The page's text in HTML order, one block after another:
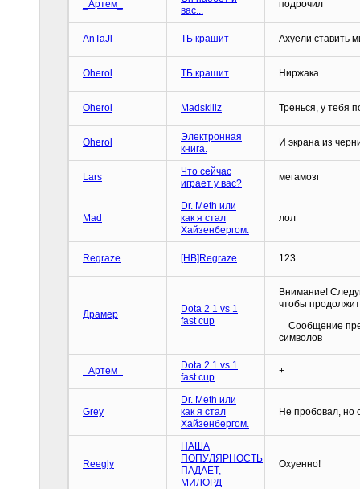
_Артем_
вас...
подрочил
AnTaJl ТБ крашит Ахуели ставить
Oherol ТБ крашит Ниржака
Oherol Madskillz Тренься, у тебя
Oherol
Электронная
книга.
И экрана из
Lars
Что сейчас
играет у вас?
мегамозг
Mad
Dr. Meth или
как я стал
Хайзенбергом.
лол
Regraze [HB]Regraze 123
Драмер
Dota 2 1 vs 1
fast cup
Внимание!
чтобы
Сообщение
символов
_Артем_
Dota 2 1 vs 1
fast cup
+
Grey
Dr. Meth или
как я стал
Хайзенбергом.
Не пробовал, но
Reegly
НАША
ПОПУЛЯРНОСТЬ
ПАДАЕТ,
МИЛОРД
Охуенно!